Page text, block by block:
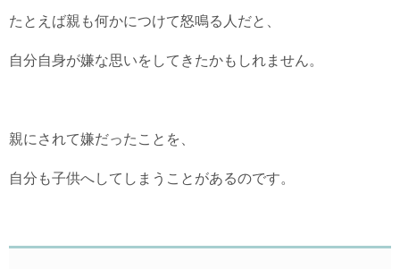
たとえば親も何かにつけて怒鳴る人だと、
自分自身が嫌な思いをしてきたかもしれません。
親にされて嫌だったことを、
自分も子供へしてしまうことがあるのです。